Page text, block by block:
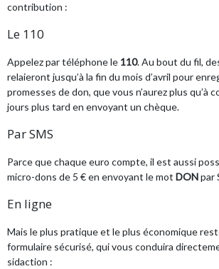
contribution :
Le 110
Appelez par téléphone le 110. Au bout du fil,
relaieront jusqu’à la fin du mois d’avril pour
promesses de don, que vous n’aurez plus qu’à
jours plus tard en envoyant un chèque.
Par SMS
Parce que chaque euro compte, il est aussi
micro-dons de 5 € en envoyant le mot DONpar
En ligne
Mais le plus pratique et le plus économique
formulaire sécurisé, qui vous conduira
sidaction :